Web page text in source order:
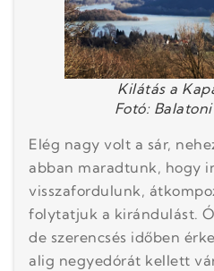
Kilátás a
Fotó:
Elég nagy volt a sár,
abban maradtunk, hogy
visszafordulunk,
folytatjuk a kirándulást.
de szerencsés időben
alig negyedórát kellett